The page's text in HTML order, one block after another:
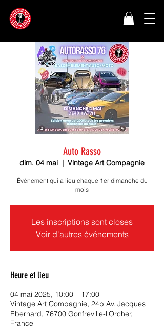
Auto Rasso
dim. 04 mai
  |
Vintage Art Compagnie
Événement qui a lieu chaque 1er dimanche du
mois
Les inscriptions sont closes
Voir d'autres événements
Heure et lieu
04 mai 2025, 10:00 – 17:00
Vintage Art Compagnie, 24b Av. Jacques
Eberhard, 76700 Gonfreville-l'Orcher,
France